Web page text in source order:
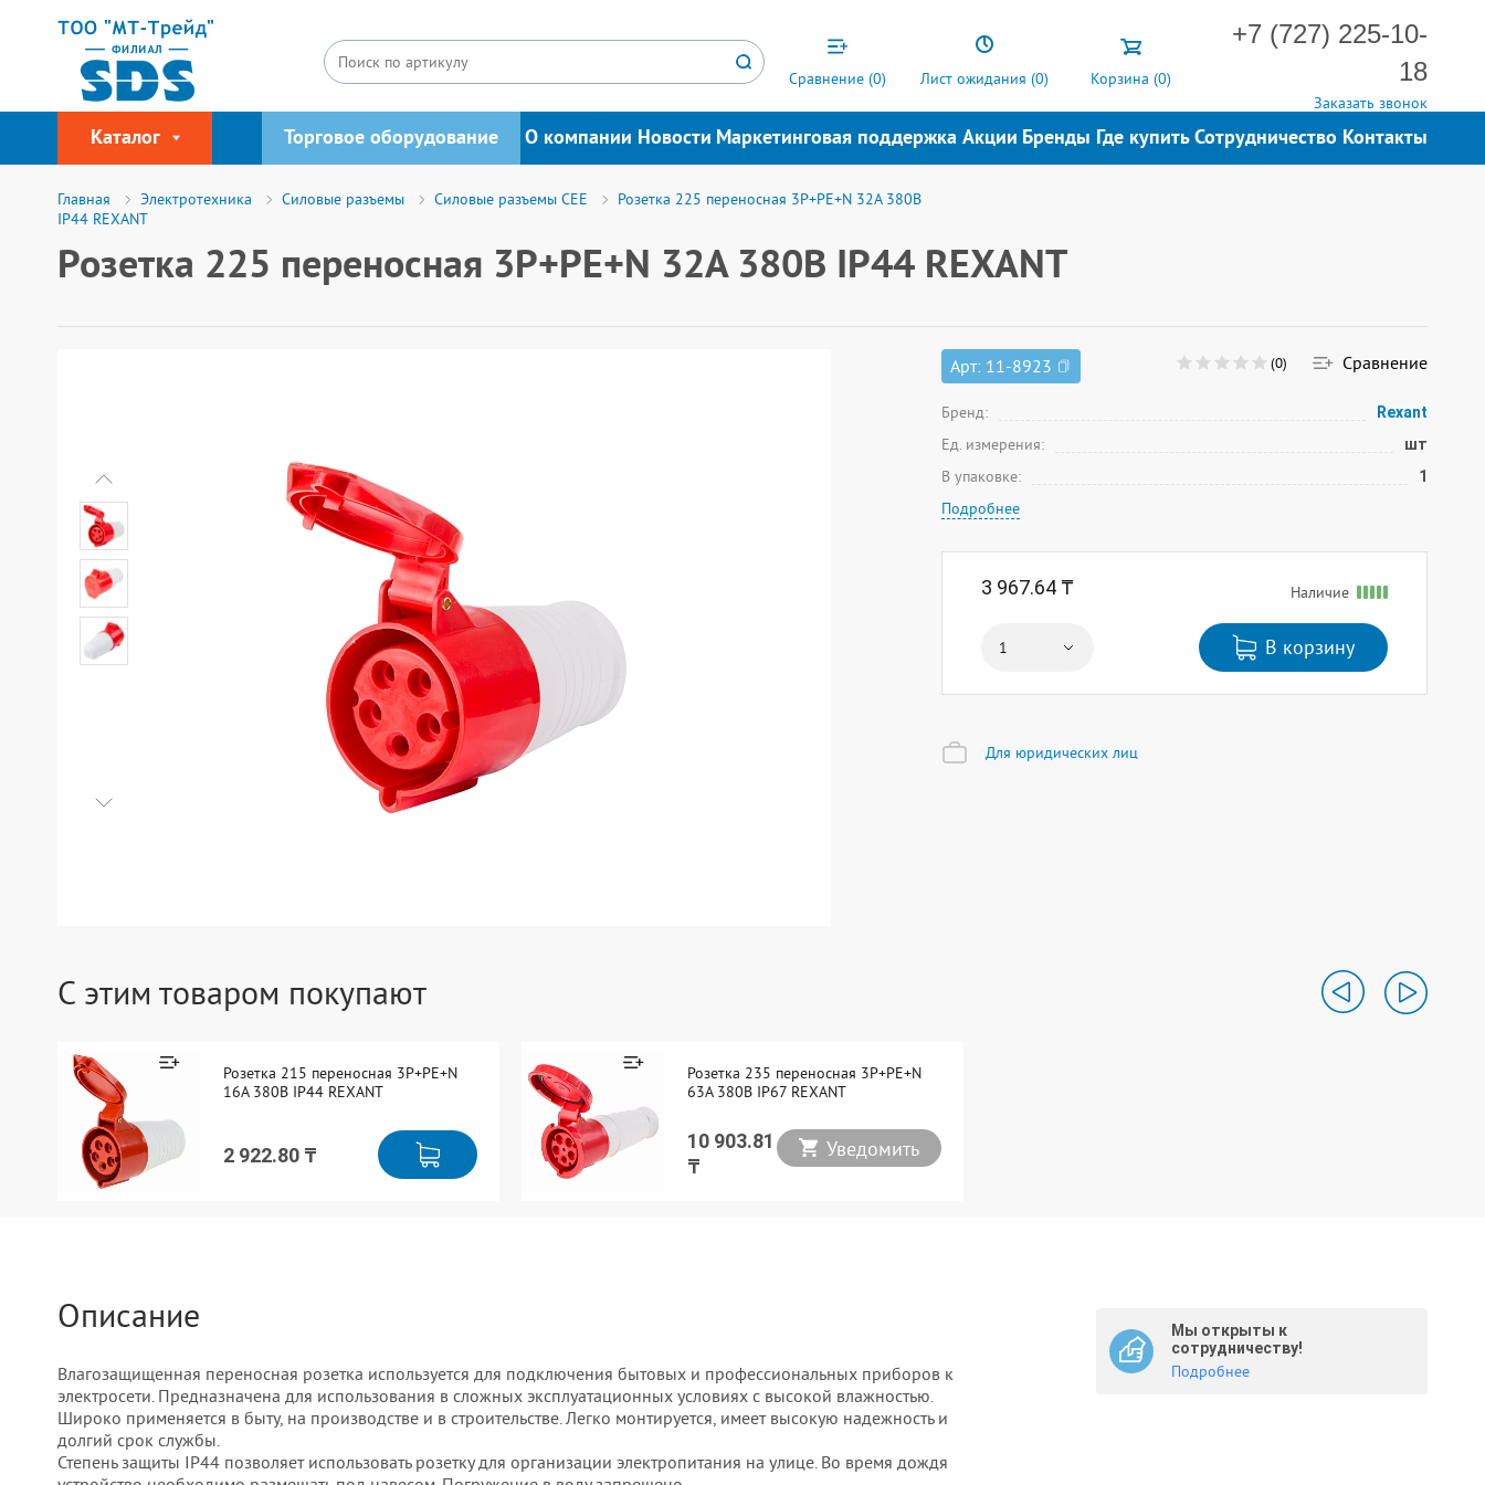
Сравнение (0) Лист ожидания (0) Корзина (0)
+7 (727) 225-10-
18
Заказать звонок
Каталог Торговое оборудование О компании Новости Маркетинговая поддержка Акции Бренды Где купитьСотрудничество Контакты
Главная Электротехника Силовые разъемы Силовые разъемы CEE
Розетка 225 переносная 3Р+РЕ+N 32А 380В
IP44 REXANT
Розетка 225 переносная 3Р+РЕ+N 32А 380В IP44 REXANT
Арт: 11-8923 (0) Сравнение
Бренд: Rexant
Ед. измерения: шт
В упаковке: 1
Подробнее
3 967.64 ₸ Наличие
В корзину
Для юридических лиц
С этим товаром покупают
Розетка 215 переносная 3Р+РЕ+N
16А 380В IP44 REXANT
2 922.80 ₸
Розетка 235 переносная 3Р+РЕ+N
63А 380В IP67 REXANT
10 903.81
₸
Уведомить
Описание
Влагозащищенная переносная розетка используется для подключения бытовых и профессиональных приборов к
электросети. Предназначена для использования в сложных эксплуатационных условиях с высокой влажностью.
Широко применяется в быту, на производстве и в строительстве. Легко монтируется, имеет высокую надежность и
долгий срок службы.
Степень защиты IP44 позволяет использовать розетку для организации электропитания на улице. Во время дождя
Мы открыты к
сотрудничеству!
Подробнее